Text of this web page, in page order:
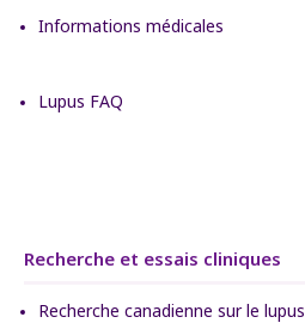
Informations médicales
Lupus FAQ
Recherche et essais cliniques
Recherche canadienne sur le lupus